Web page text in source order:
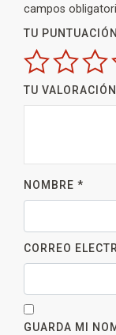
campos
TU PUNTUACIÓN
TU VALORACIÓN
NOMBRE *
CORREO
GUARDA MI